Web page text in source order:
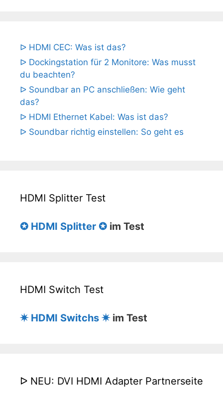
ᐅ HDMI CEC: Was ist das?
ᐅ Dockingstation für 2 Monitore: Was musst
du beachten?
ᐅ Soundbar an PC anschließen: Wie geht
das?
ᐅ HDMI Ethernet Kabel: Was ist das?
ᐅ Soundbar richtig einstellen: So geht es
HDMI Splitter Test
✪ HDMI Splitter ✪ im Test
HDMI Switch Test
✷ HDMI Switchs ✷im Test
ᐅ NEU: DVI HDMI Adapter Partnerseite